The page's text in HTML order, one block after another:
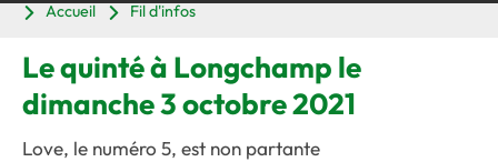
Accueil
Fil d'infos
Le quinté à Longchamp le
dimanche 3 octobre 2021
Love, le numéro 5, est non partante